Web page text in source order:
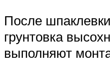
После
грунтовка
выполняют